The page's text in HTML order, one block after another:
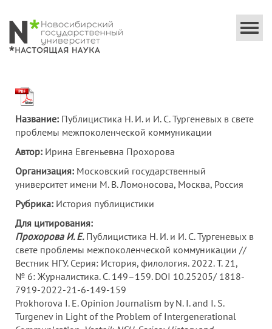
Название: Публицистика Н. И. и И. С. Тургеневых в свете
проблемы межпоколенческой коммуникации
Автор: Ирина Евгеньевна Прохорова
Организация: Московский государственный
университет имени М. В. Ломоносова, Москва, Россия
Рубрика: История публицистики
Для цитирования:
Прохорова И. Е.Публицистика Н. И. и И. С. Тургеневых в
свете проблемы межпоколенческой коммуникации //
Вестник НГУ. Серия: История, филология. 2022. Т. 21,
№ 6: Журналистика. С. 149–159. DOI 10.25205/ 1818-
7919-2022-21-6-149-159
Prokhorova I. E. Opinion Journalism by N. I. and I. S.
Turgenev in Light of the Problem of Intergenerational